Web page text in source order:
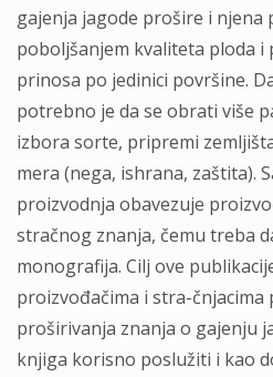
gajenja jagode prošire i njena
poboljšanjem kvaliteta ploda i
prinosa po jedinici površine.
potrebno je da se obrati više
izbora sorte, pripremi
mera (nega, ishrana, zaštita).
proizvodnja obavezuje
stračnog znanja, čemu treba
monografija. Cilj ove
proizvođačima i stra-
proširivanja znanja o gajenju
knjiga korisno poslužiti i kao